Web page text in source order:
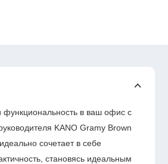
функциональность в ваш офис с
KANO Gramy Brown
сочетает в себе
становясь идеальным